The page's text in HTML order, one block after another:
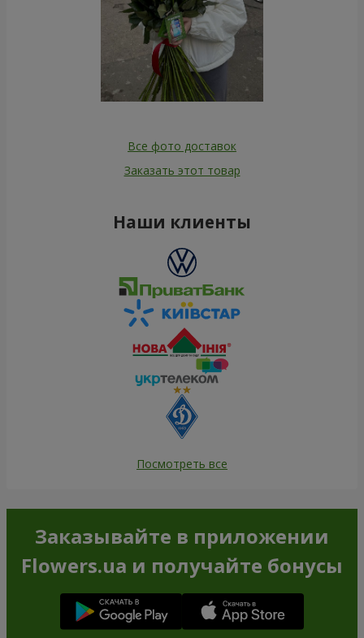
Все фото доставок
Заказать этот товар
Наши клиенты
Посмотреть все
Заказывайте в приложении
Flowers.ua и получайте бонусы